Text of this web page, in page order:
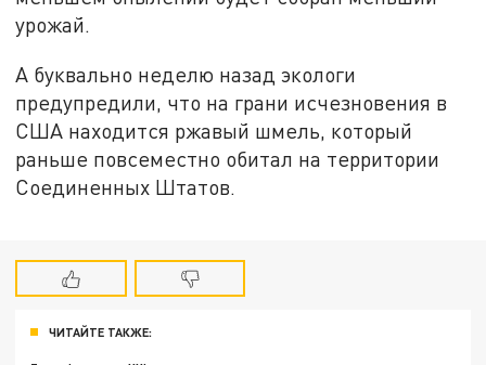
урожай.
А буквально неделю назад экологи
предупредили, что на грани исчезновения в
США находится ржавый шмель, который
раньше повсеместно обитал на территории
Соединенных Штатов.
ЧИТАЙТЕ ТАКЖЕ: